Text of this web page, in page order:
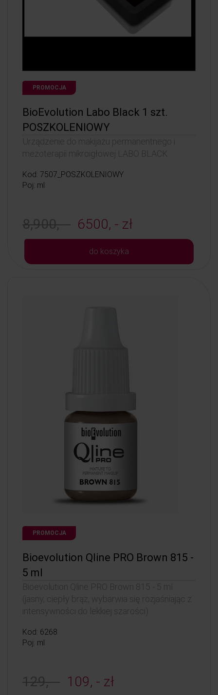
PROMOCJA
BioEvolution Labo Black 1 szt.
POSZKOLENIOWY
Urządzenie do makijażu permanentnego i
mezoterapii mikroigłowej LABO BLACK
Kod: 7507_POSZKOLENIOWY
Poj: ml
8,900, - 6500, - zł
do koszyka
PROMOCJA
Bioevolution Qline PRO Brown 815 -
5 ml
Bioevolution Qline PRO Brown 815 - 5 ml
(jasny, ciepły brąz, wybarwia się rozjaśniając z
intensywności do lekkiej szarości)
Kod: 6268
Poj: ml
129, - 109, - zł